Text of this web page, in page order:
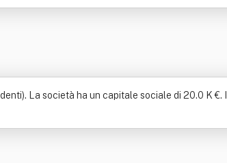
La società ha un capitale sociale di 20.0 K €.